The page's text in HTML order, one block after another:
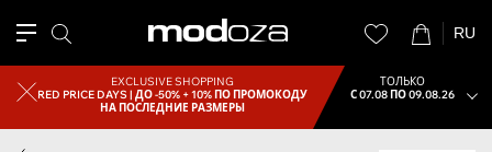
RU
EXCLUSIVE SHOPPING
RED PRICE DAYS |ДО -50% + 10% ПО ПРОМОКОДУ
НА ПОСЛЕДНИЕ РАЗМЕРЫ
ТОЛЬКО
С 07.08 ПО 09.08.26